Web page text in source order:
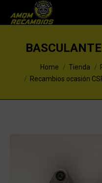
You are here:Home Tienda
Recambios ocasión